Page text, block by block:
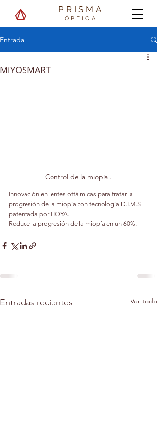
PRISMA
ÓPTICA
Entrada
MiYOSMART
Control de la miopía .
Innovación en lentes oftálmicas para tratar la
progresión de la miopía con tecnología D.I.M.S
patentada por HOYA.
Reduce la progresión de la miopía en un 60%.
Entradas recientes Ver todo